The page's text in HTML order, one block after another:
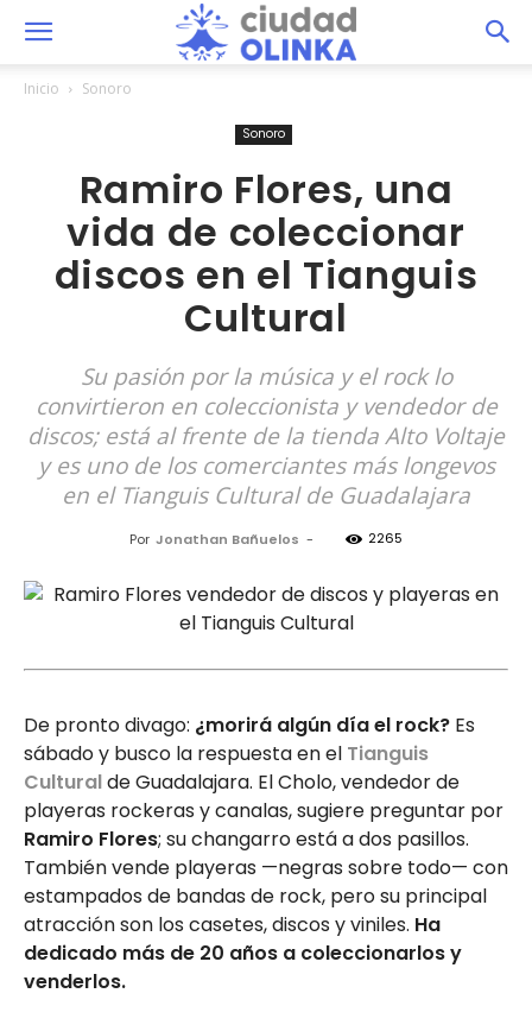
Inicio Sonoro
Sonoro
Ramiro Flores, una
vida de coleccionar
discos en el Tianguis
Cultural
Su pasión por la música y el rock lo
convirtieron en coleccionista y vendedor de
discos; está al frente de la tienda Alto Voltaje
y es uno de los comerciantes más longevos
en el Tianguis Cultural de Guadalajara
Por Jonathan Bañuelos - 2265
De pronto divago: ¿morirá algún día el rock? Es
sábado y busco la respuesta en el Tianguis
Culturalde Guadalajara. El Cholo, vendedor de
playeras rockeras y canalas, sugiere preguntar por
Ramiro Flores; su changarro está a dos pasillos.
También vende playeras —negras sobre todo— con
estampados de bandas de rock, pero su principal
atracción son los casetes, discos y viniles. Ha
dedicado más de 20 años a coleccionarlos y
venderlos.